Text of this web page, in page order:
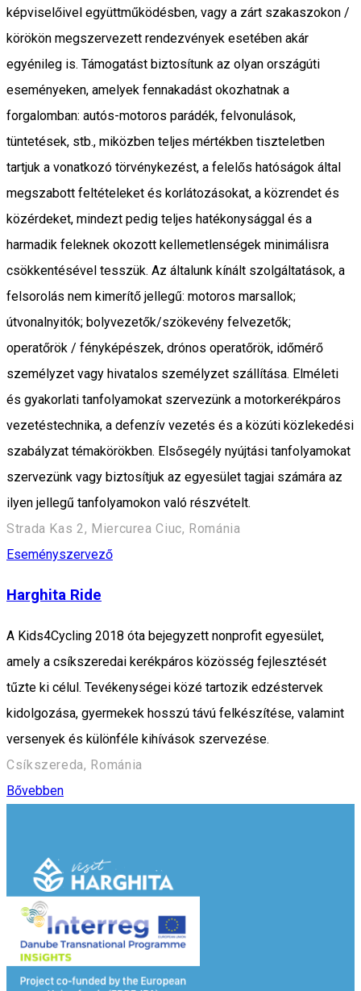
képviselőivel együttműködésben, vagy a zárt szakaszokon /
körökön megszervezett rendezvények esetében akár
egyénileg is. Támogatást biztosítunk az olyan országúti
eseményeken, amelyek fennakadást okozhatnak a
forgalomban: autós-motoros parádék, felvonulások,
tüntetések, stb., miközben teljes mértékben tiszteletben
tartjuk a vonatkozó törvénykezést, a felelős hatóságok által
megszabott feltételeket és korlátozásokat, a közrendet és
közérdeket, mindezt pedig teljes hatékonysággal és a
harmadik feleknek okozott kellemetlenségek minimálisra
csökkentésével tesszük. Az általunk kínált szolgáltatások, a
felsorolás nem kimerítő jellegű: motoros marsallok;
útvonalnyitók; bolyvezetők/szökevény felvezetők;
operatőrök / fényképészek, drónos operatőrök, időmérő
személyzet vagy hivatalos személyzet szállítása. Elméleti
és gyakorlati tanfolyamokat szervezünk a motorkerékpáros
vezetéstechnika, a defenzív vezetés és a közúti közlekedési
szabályzat témakörökben. Elsősegély nyújtási tanfolyamokat
szervezünk vagy biztosítjuk az egyesület tagjai számára az
ilyen jellegű tanfolyamokon való részvételt.
Strada Kas 2, Miercurea Ciuc, Románia
Eseményszervező
Harghita Ride
A Kids4Cycling 2018 óta bejegyzett nonprofit egyesület,
amely a csíkszeredai kerékpáros közösség fejlesztését
tűzte ki célul. Tevékenységei közé tartozik edzéstervek
kidolgozása, gyermekek hosszú távú felkészítése, valamint
versenyek és különféle kihívások szervezése.
Csíkszereda, Románia
Bővebben